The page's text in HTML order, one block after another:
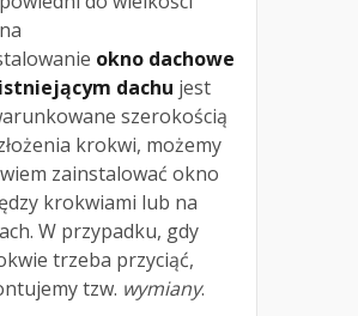
okno dachowe
dachu jest
szerokością
krokwi, możemy
zainstalować okno
krokwiami lub na
W przypadku, gdy
trzeba przyciąć,
tzw. wymiany.